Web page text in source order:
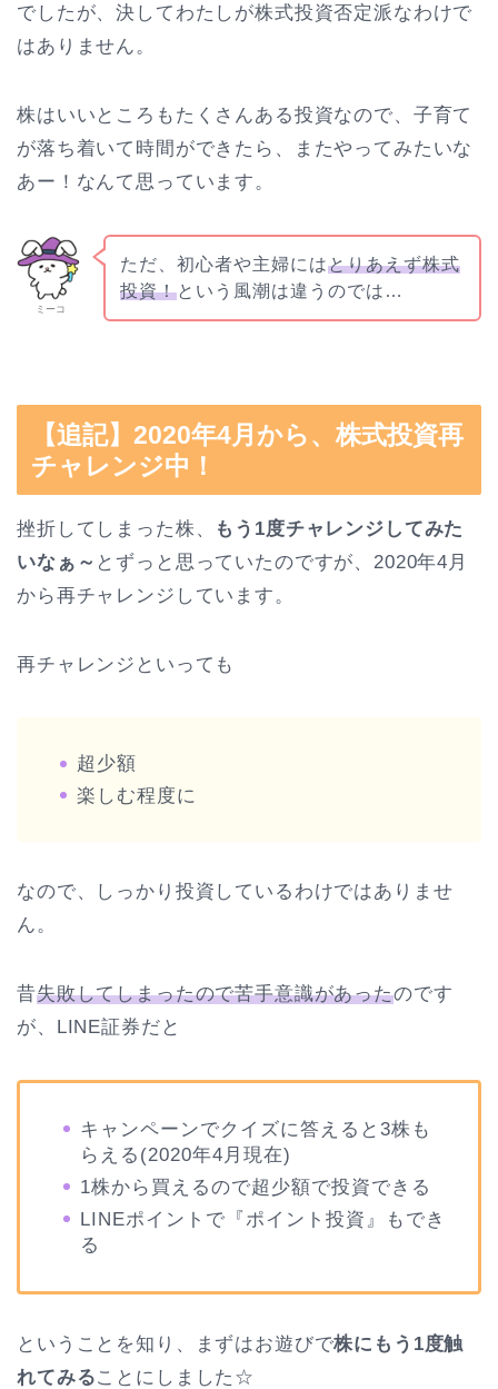
でしたが、決してわたしが株式投資否定派なわけで
はありません。
株はいいところもたくさんある投資なので、子育て
が落ち着いて時間ができたら、またやってみたいな
あー！なんて思っています。
ミーコ
ただ、初心者や主婦にはとりあえず株式
投資！という風潮は違うのでは…
【追記】2020年4月から、株式投資再
チャレンジ中！
挫折してしまった株、
もう1度チャレンジしてみた
いなぁ～ とずっと思っていたのですが、2020年4月
から再チャレンジしています。
再チャレンジといっても
超少額
楽しむ程度に
なので、しっかり投資しているわけではありませ
ん。
昔失敗してしまったので苦手意識があったのです
が、LINE証券だと
キャンペーンでクイズに答えると3株も
らえる(2020年4月現在)
1株から買えるので超少額で投資できる
LINEポイントで『ポイント投資』もでき
る
ということを知り、まずはお遊びで株にもう1度触
れてみることにしました☆